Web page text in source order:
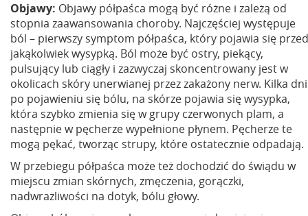
Objawy: Objawy półpaśca mogą być różne i zależą od
stopnia zaawansowania choroby. Najczęściej występuje
ból – pierwszy symptom półpaśca, który pojawia się przed
jakąkolwiek wysypką. Ból może być ostry, piekący,
pulsujący lub ciągły i zazwyczaj skoncentrowany jest w
okolicach skóry unerwianej przez zakażony nerw. Kilka dni
po pojawieniu się bólu, na skórze pojawia się wysypka,
która szybko zmienia się w grupy czerwonych plam, a
następnie w pęcherze wypełnione płynem. Pęcherze te
mogą pękać, tworząc strupy, które ostatecznie odpadają.
W przebiegu półpaśca może też dochodzić do świądu w
miejscu zmian skórnych, zmęczenia, gorączki,
nadwrażliwości na dotyk, bólu głowy.